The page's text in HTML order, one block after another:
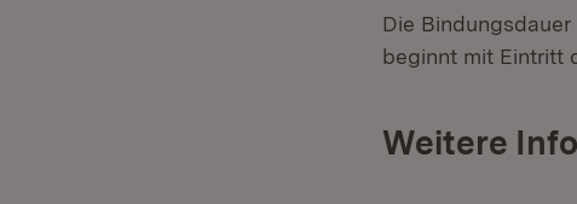
Die
beginnt mit Eintritt
Weitere